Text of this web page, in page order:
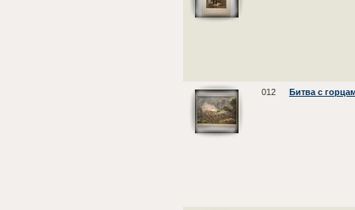
012 Битва с